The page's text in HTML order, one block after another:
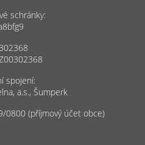
schránky:
spojení:
a.s., Šumperk
0800 (příjmový účet obce)